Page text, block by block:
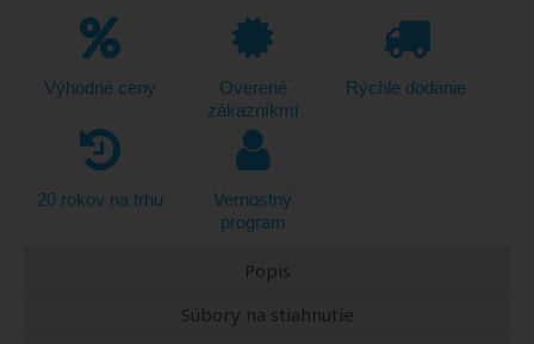
Výhodné ceny
Overené
zákazníkmi
Rýchle dodanie
20 rokov na trhu
Vernostný
program
Popis
Súbory na stiahnutie